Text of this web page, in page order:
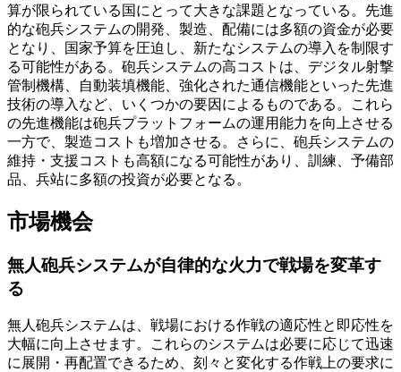
算が限られている国にとって大きな課題となっている。先進
的な砲兵システムの開発、製造、配備には多額の資金が必要
となり、国家予算を圧迫し、新たなシステムの導入を制限す
る可能性がある。砲兵システムの高コストは、デジタル射撃
管制機構、自動装填機能、強化された通信機能といった先進
技術の導入など、いくつかの要因によるものである。これら
の先進機能は砲兵プラットフォームの運用能力を向上させる
一方で、製造コストも増加させる。さらに、砲兵システムの
維持・支援コストも高額になる可能性があり、訓練、予備部
品、兵站に多額の投資が必要となる。
市場機会
無人砲兵システムが自律的な火力で戦場を変革す
る
無人砲兵システムは、戦場における作戦の適応性と即応性を
大幅に向上させます。これらのシステムは必要に応じて迅速
に展開・再配置できるため、刻々と変化する作戦上の要求に